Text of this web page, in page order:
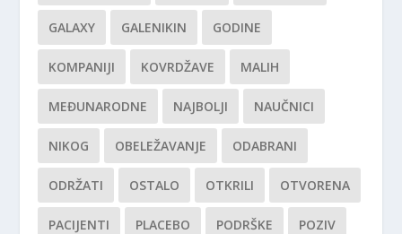
GALAXY GALENIKIN GODINE
KOMPANIJI KOVRDŽAVE MALIH
MEĐUNARODNE NAJBOLJI NAUČNICI
NIKOG OBELEŽAVANJE ODABRANI
ODRŽATI OSTALO OTKRILI OTVORENA
PACIJENTI PLACEBO PODRŠKE POZIV